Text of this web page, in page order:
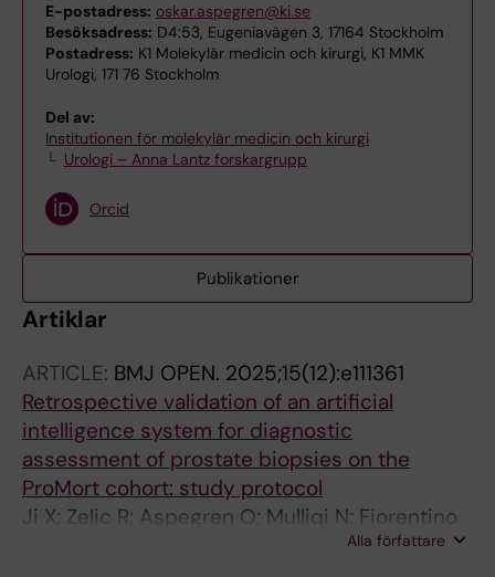
E-postadress: oskar.aspegren@ki.se
Besöksadress: D4:53, Eugeniavägen 3, 17164 Stockholm
Postadress: K1 Molekylär medicin och kirurgi, K1 MMK
Urologi, 171 76 Stockholm
Del av:
Institutionen för molekylär medicin och kirurgi
Urologi – Anna Lantz forskargrupp
Orcid
Publikationer
Artiklar
ARTICLE: BMJ OPEN. 2025;15(12):e111361
Retrospective validation of an artificial
intelligence system for diagnostic
assessment of prostate biopsies on the
ProMort cohort: study protocol
Ji X; Zelic R; Aspegren O; Mulliqi N; Fiorentino
M; Giunchi F; Molinaro L; Boman SE; Szolnoky
Alla författare